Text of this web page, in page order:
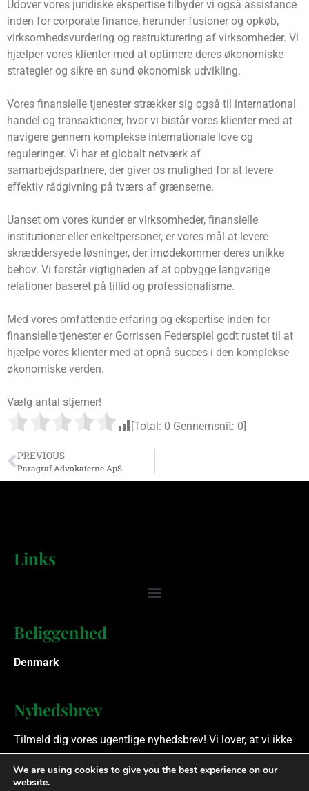
Udover vores juridiske ekspertise tilbyder vi også assistance
inden for corporate finance, herunder fusioner og opkøb,
virksomhedsvurdering og restrukturering af virksomheder. Vi
hjælper vores klienter med at optimere deres økonomiske
strategier og sikre en sund økonomisk udvikling.
Vores finansielle tjenester strækker sig også til international
handel og transaktioner, hvor vi bistår vores klienter med at
navigere gennem komplekse internationale love og
reguleringer. Vi har et globalt netværk af
samarbejdspartnere, der giver os mulighed for at levere
effektiv rådgivning på tværs af grænserne.
Uanset om vores kunder er virksomheder, finansielle
institutioner eller enkeltpersoner, er vores mål at levere
skræddersyede løsninger, der imødekommer deres unikke
behov. Vi forstår vigtigheden af ​​at opbygge langvarige
relationer baseret på tillid og professionalisme.
Med vores omfattende erfaring og ekspertise inden for
finansielle tjenester er Gorrissen Federspiel godt rustet til at
hjælpe vores klienter med at opnå succes i den komplekse
økonomiske verden.
Vælg antal stjerner!
[Total: 0 Gennemsnit: 0
PREVIOUS
Paragraf Advokaterne ApS
Links
Beliggenhed
Denmark
Nyhedsbrev
Tilmeld dig vores ugentlige nyhedsbrev! Vi lover, at vi ikke
spammer.
We are using cookies to give you the best experience on our
website.